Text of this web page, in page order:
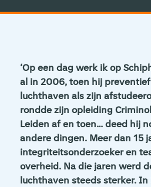
‘Op een dag werk ik op
al in 2006, toen hij
luchthaven als zijn
rondde zijn opleiding
Leiden af en toen… deed hij
andere dingen. Meer dan 15
integriteitsonderzoeker en
overheid. Na die jaren werd
luchthaven steeds sterker.